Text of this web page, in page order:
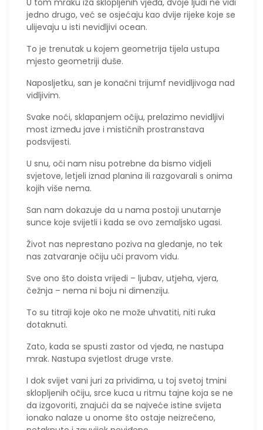
U tom mraku iza sklopljenih vjeđa, dvoje ljudi ne vidi
jedno drugo, već se osjećaju kao dvije rijeke koje se
ulijevaju u isti nevidljivi ocean.
To je trenutak u kojem geometrija tijela ustupa
mjesto geometriji duše.
​Naposljetku, san je konačni trijumf nevidljivoga nad
vidljivim.
Svake noći, sklapanjem očiju, prelazimo nevidljivi
most između jave i mističnih prostranstava
podsvijesti.
U snu, oči nam nisu potrebne da bismo vidjeli
svjetove, letjeli iznad planina ili razgovarali s onima
kojih više nema.
San nam dokazuje da u nama postoji unutarnje
sunce koje svijetli i kada se ovo zemaljsko ugasi.
​Život nas neprestano poziva na gledanje, no tek
nas zatvaranje očiju uči pravom vidu.
Sve ono što doista vrijedi – ljubav, utjeha, vjera,
čežnja – nema ni boju ni dimenziju.
To su titraji koje oko ne može uhvatiti, niti ruka
dotaknuti.
​Zato, kada se spusti zastor od vjeđa, ne nastupa
mrak. Nastupa svjetlost druge vrste.
I dok svijet vani juri za prividima, u toj svetoj tmini
sklopljenih očiju, srce kuca u ritmu tajne koja se ne
da izgovoriti, znajući da se najveće istine svijeta
ionako nalaze u onome što ostaje neizrečeno,